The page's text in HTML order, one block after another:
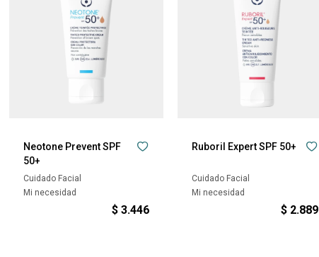
Neotone Prevent SPF
50+
Cuidado Facial
Mi necesidad
$ 3.446
Ruboril Expert SPF 50+
Cuidado Facial
Mi necesidad
$ 2.889